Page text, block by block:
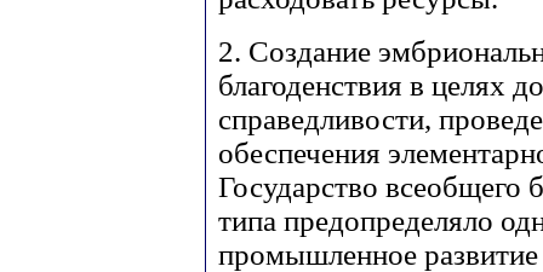
2. Создание
благоденствия в целях
справедливости,
обеспечения
Государство всеобщего
типа предопределяло
промышленное